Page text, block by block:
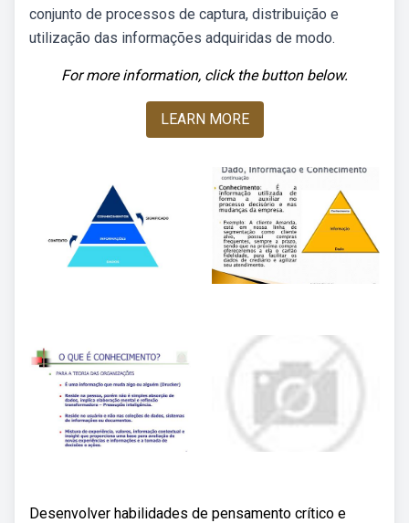
conjunto de processos de captura, distribuição e
utilização das informações adquiridas de modo.
For more information, click the button below.
LEARN MORE
Desenvolver habilidades de pensamento crítico e